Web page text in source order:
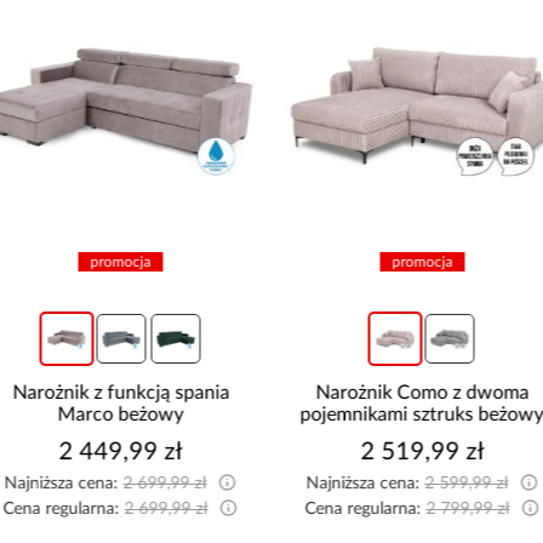
promocja
Narożnik Como z dwoma
pojemnikami sztruks beżowy
2 519,99 zł
Najniższa cena:2 599,99 zł
Cena regularna:2 799,99 zł
promocja
Narożnik z dwoma
pojemnikami Sereno
2 114,99 zł
Najniższa cena:2 149,99 zł
Cena regularna:2 349,99 zł